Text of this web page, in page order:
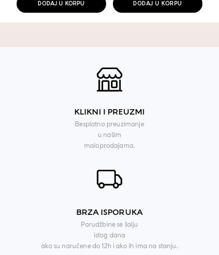
DODAJ U KORPU DODAJ U KORPU
KLIKNI I PREUZMI
Besplatno preuzimanje
u našim
maloprodajama.
BRZA ISPORUKA
Porudžbine se šalju
istog dana
ako su naručene do 12h i ako ih ima na stanju.